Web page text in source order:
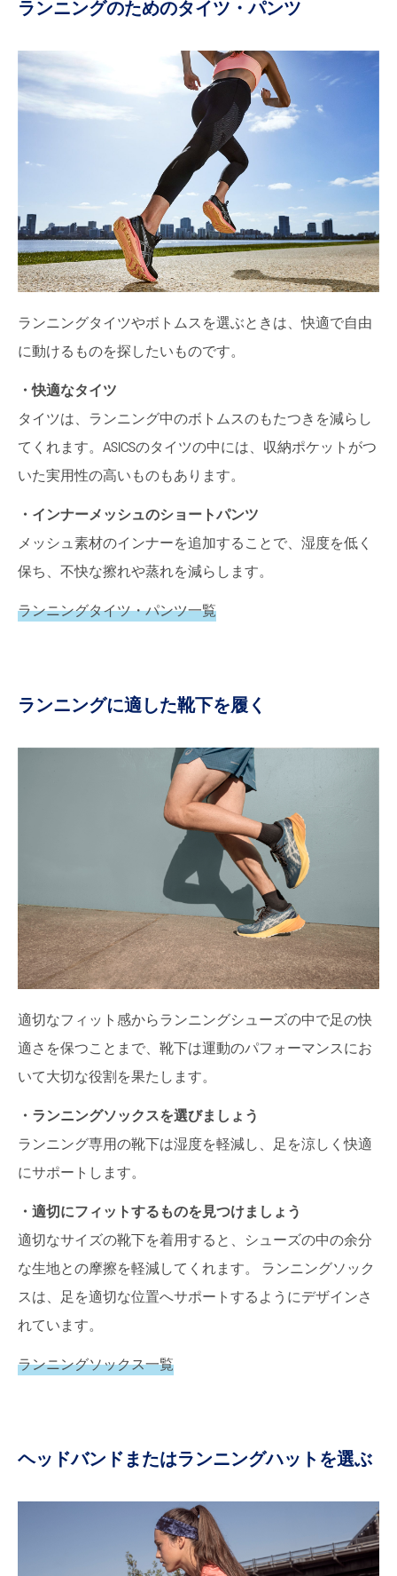
ランニングのためのタイツ・パンツ
ランニングタイツやボトムスを選ぶときは、快適で自由
に動けるものを探したいものです。
・快適なタイツ
タイツは、ランニング中のボトムスのもたつきを減らし
てくれます。ASICSのタイツの中には、収納ポケットがつ
いた実用性の高いものもあります。
・インナーメッシュのショートパンツ
メッシュ素材のインナーを追加することで、湿度を低く
保ち、不快な擦れや蒸れを減らします。
ランニングタイツ・パンツ一覧
ランニングに適した靴下を履く
適切なフィット感からランニングシューズの中で足の快
適さを保つことまで、靴下は運動のパフォーマンスにお
いて大切な役割を果たします。
・ランニングソックスを選びましょう
ランニング専用の靴下は湿度を軽減し、足を涼しく快適
にサポートします。
・適切にフィットするものを見つけましょう
適切なサイズの靴下を着用すると、シューズの中の余分
な生地との摩擦を軽減してくれます。 ランニングソック
スは、足を適切な位置へサポートするようにデザインさ
れています。
ランニングソックス一覧
ヘッドバンドまたはランニングハットを選ぶ